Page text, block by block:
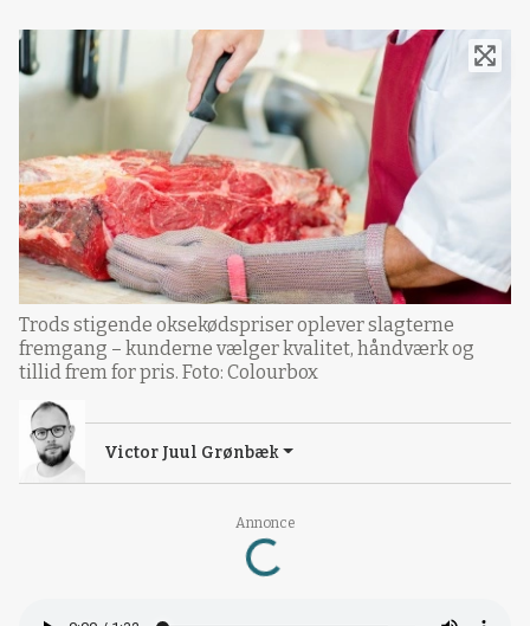
Annonce
Loading...
Trods stigende oksekødspriser oplever slagterne
fremgang – kunderne vælger kvalitet, håndværk og
tillid frem for pris. Foto: Colourbox
Victor Juul Grønbæk